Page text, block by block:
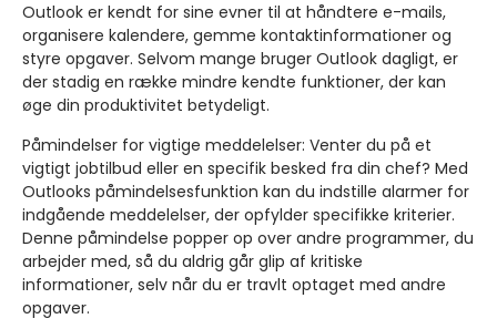
Outlook er kendt for sine evner til at håndtere e-mails,
organisere kalendere, gemme kontaktinformationer og
styre opgaver. Selvom mange bruger Outlook dagligt, er
der stadig en række mindre kendte funktioner, der kan
øge din produktivitet betydeligt.
Påmindelser for vigtige meddelelser: Venter du på et
vigtigt jobtilbud eller en specifik besked fra din chef? Med
Outlooks påmindelsesfunktion kan du indstille alarmer for
indgående meddelelser, der opfylder specifikke kriterier.
Denne påmindelse popper op over andre programmer, du
arbejder med, så du aldrig går glip af kritiske
informationer, selv når du er travlt optaget med andre
opgaver.